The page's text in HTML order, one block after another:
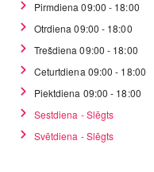
Pirmdiena 09:00 - 18:00
Otrdiena 09:00 - 18:00
Trešdiena 09:00 - 18:00
Ceturtdiena 09:00 - 18:00
Piektdiena 09:00 - 18:00
Sestdiena - Slēgts
Svētdiena - Slēgts